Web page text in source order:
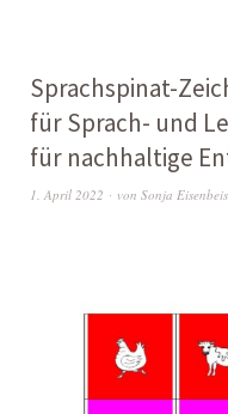
Sprachspinat-
für Sprach- und
für nachhaltige
1. April 2022 von Sonja